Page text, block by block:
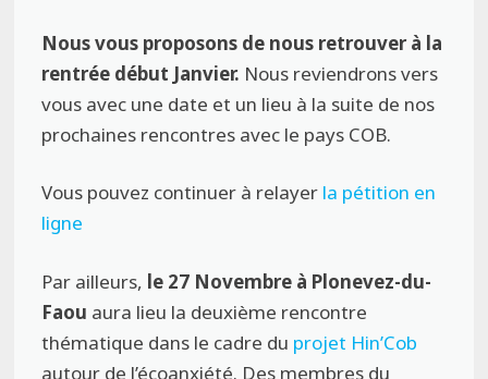
Nous vous proposons de nous retrouver à la
rentrée début Janvier. Nous reviendrons vers
vous avec une date et un lieu à la suite de nos
prochaines rencontres avec le pays COB.
Vous pouvez continuer à relayer la pétition en
ligne
Par ailleurs, le 27 Novembre à Plonevez-du-
Faou aura lieu la deuxième rencontre
thématique dans le cadre du projet Hin’Cob
autour de l’écoanxiété. Des membres du